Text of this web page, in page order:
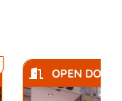
OPEN